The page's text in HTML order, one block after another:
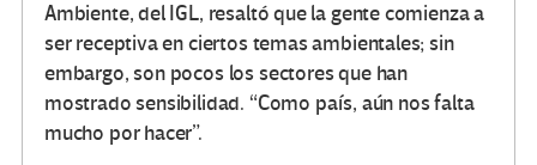
Ambiente, del IGL, resaltó que la gente comienza a
ser receptiva en ciertos temas ambientales; sin
embargo, son pocos los sectores que han
mostrado sensibilidad. “Como país, aún nos falta
mucho por hacer”.